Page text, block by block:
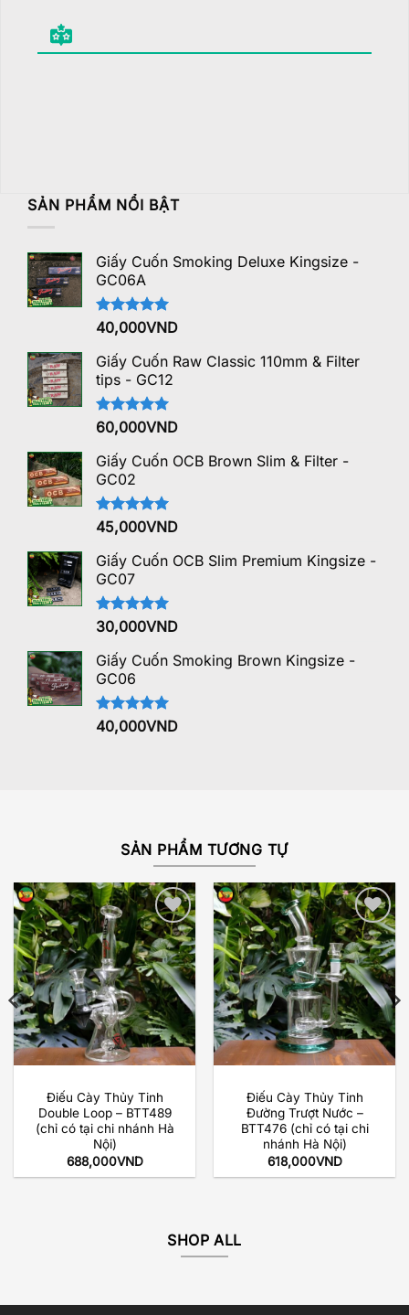
SẢN PHẨM NỔI BẬT
Giấy Cuốn Smoking Deluxe Kingsize -
GC06A
Được xếp
hạng
5 sao
40,000VND
Giấy Cuốn Raw Classic 110mm & Filter
tips - GC12
Được xếp
hạng
5 sao
60,000VND
Giấy Cuốn OCB Brown Slim & Filter -
GC02
Được xếp
hạng
5 sao
45,000VND
Giấy Cuốn OCB Slim Premium Kingsize -
GC07
Được xếp
hạng
5 sao
30,000VND
Giấy Cuốn Smoking Brown Kingsize -
GC06
Được xếp
hạng
40,000VND
SẢN PHẨM TƯƠNG TỰ
Add to
wishlist
Điếu Cày Thủy Tinh
Double Loop – BTT489
(chỉ có tại chi nhánh Hà
Nội)
688,000VND
Add to
wishlist
Điếu Cày Thủy Tinh
Đường Trượt Nước –
BTT476 (chỉ có tại chi
nhánh Hà Nội)
618,000VND
SHOP ALL